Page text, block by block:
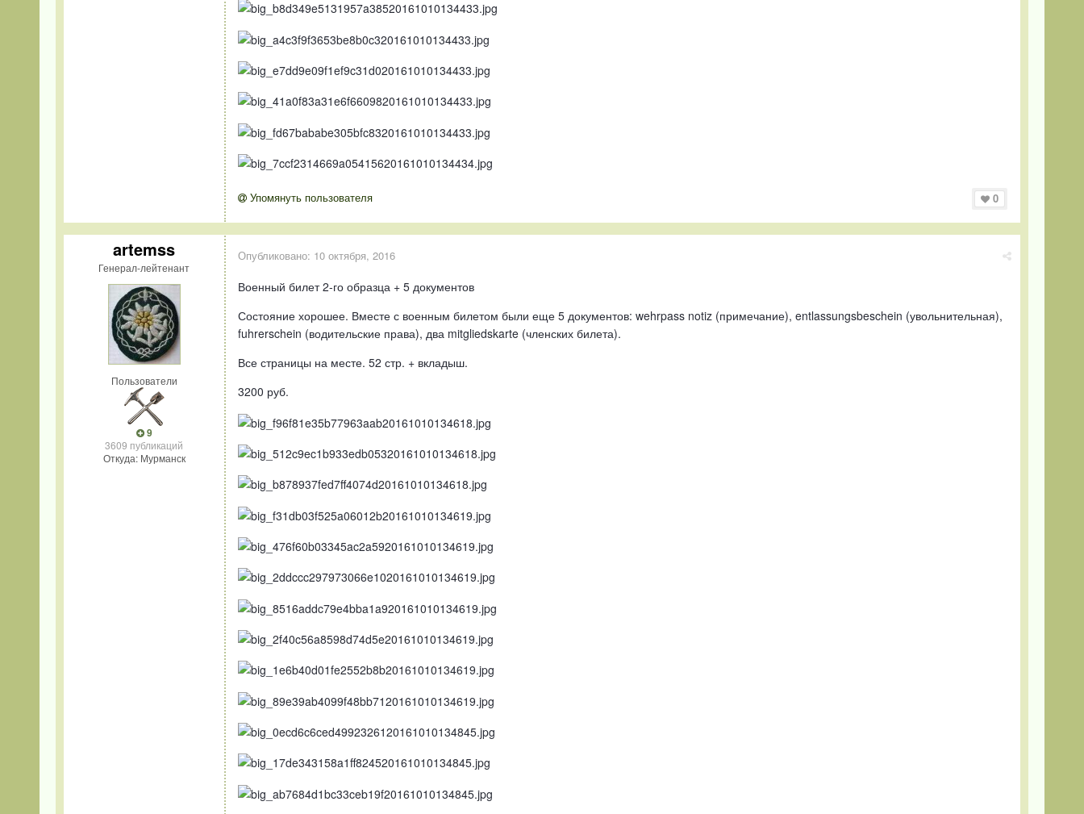
0
Упомянуть пользователя
artemss
Генерал-лейтенант
Пользователи
9
3609 публикаций
Откуда: Мурманск
Опубликовано: 10 октября, 2016
Военный билет 2-го образца + 5 документов
Состояние хорошее. Вместе с военным билетом были еще 5 документов: wehrpass notiz (примечание), entlassungsbeschein (увольнительная),
fuhrerschein (водительские права), два mitgliedskarte (членских билета).
Все страницы на месте. 52 стр. + вкладыш.
3200 руб.